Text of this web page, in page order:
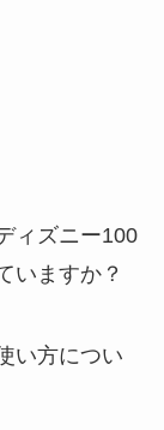
ィズニー100
いますか？
い方につい